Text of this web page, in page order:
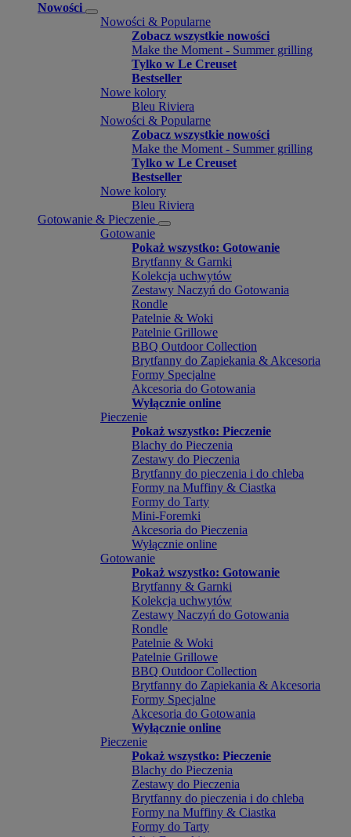
Nowości
Nowości & Popularne
Zobacz wszystkie nowości
Make the Moment - Summer grilling
Tylko w Le Creuset
Bestseller
Nowe kolory
Bleu Riviera
Nowości & Popularne
Zobacz wszystkie nowości
Make the Moment - Summer grilling
Tylko w Le Creuset
Bestseller
Nowe kolory
Bleu Riviera
Gotowanie & Pieczenie
Gotowanie
Pokaż wszystko: Gotowanie
Brytfanny & Garnki
Kolekcja uchwytów
Zestawy Naczyń do Gotowania
Rondle
Patelnie & Woki
Patelnie Grillowe
BBQ Outdoor Collection
Brytfanny do Zapiekania & Akcesoria
Formy Specjalne
Akcesoria do Gotowania
Wyłącznie online
Pieczenie
Pokaż wszystko: Pieczenie
Blachy do Pieczenia
Zestawy do Pieczenia
Brytfanny do pieczenia i do chleba
Formy na Muffiny & Ciastka
Formy do Tarty
Mini-Foremki
Akcesoria do Pieczenia
Wyłącznie online
Gotowanie
Pokaż wszystko: Gotowanie
Brytfanny & Garnki
Kolekcja uchwytów
Zestawy Naczyń do Gotowania
Rondle
Patelnie & Woki
Patelnie Grillowe
BBQ Outdoor Collection
Brytfanny do Zapiekania & Akcesoria
Formy Specjalne
Akcesoria do Gotowania
Wyłącznie online
Pieczenie
Pokaż wszystko: Pieczenie
Blachy do Pieczenia
Zestawy do Pieczenia
Brytfanny do pieczenia i do chleba
Formy na Muffiny & Ciastka
Formy do Tarty